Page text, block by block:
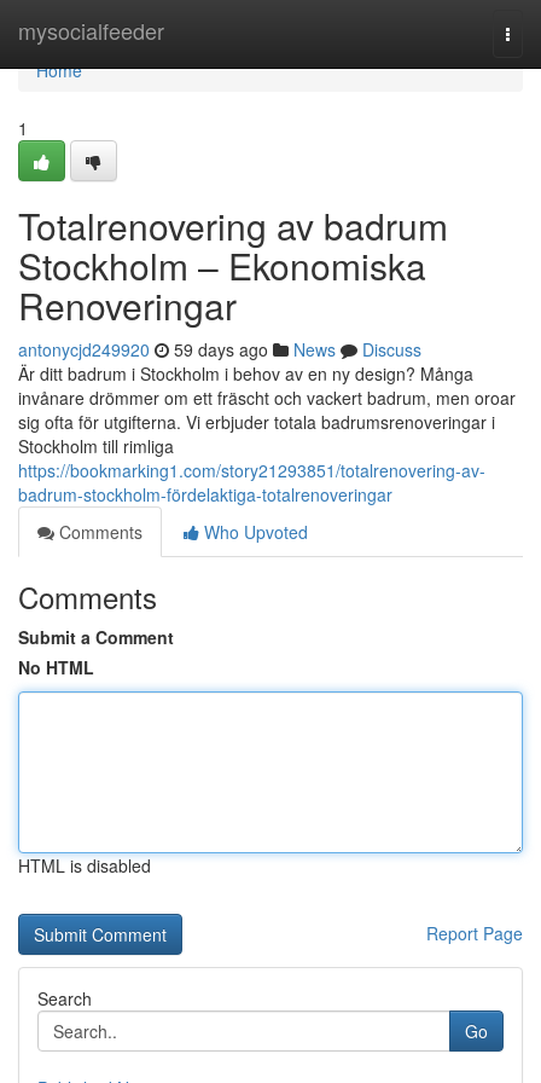
mysocialfeeder
Home
Home
1
Totalrenovering av badrum
Stockholm – Ekonomiska
Renoveringar
antonycjd249920 59 days ago News
Discuss
Är ditt badrum i Stockholm i behov av en ny design? Många
invånare drömmer om ett fräscht och vackert badrum, men oroar
sig ofta för utgifterna. Vi erbjuder totala badrumsrenoveringar i
Stockholm till rimliga
https://bookmarking1.com/story21293851/totalrenovering-av-
badrum-stockholm-fördelaktiga-totalrenoveringar
Comments
Who Upvoted
Comments
Submit a Comment
No HTML
HTML is disabled
Report Page
Search
Go